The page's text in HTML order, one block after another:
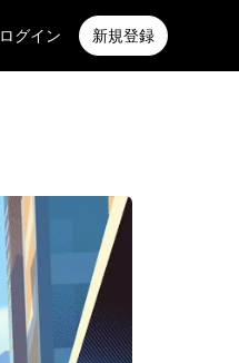
ログイン 新規登録